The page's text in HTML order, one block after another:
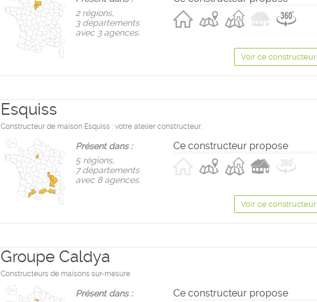
2 règions,
3 départements
avec 3 agences.
Voir ce constructeur
Esquiss
Constructeur de maison Esquiss : votre atelier constructeur.
Présent dans :
5 règions,
7 départements
avec 8 agences.
Ce constructeur propose
Voir ce constructeur
Groupe Caldya
Constructeurs de maisons sur-mesure
Présent dans :
Ce constructeur propose